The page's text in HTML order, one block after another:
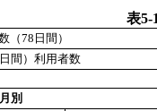
表5-
（78日間）
間）利用者数
月別